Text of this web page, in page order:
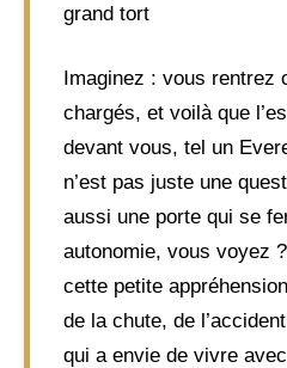
grand tort
Imaginez : vous rentrez
chargés, et voilà que
devant vous, tel un
n’est pas juste une
aussi une porte qui se
autonomie, vous voyez
cette petite
de la chute, de
qui a envie de vivre